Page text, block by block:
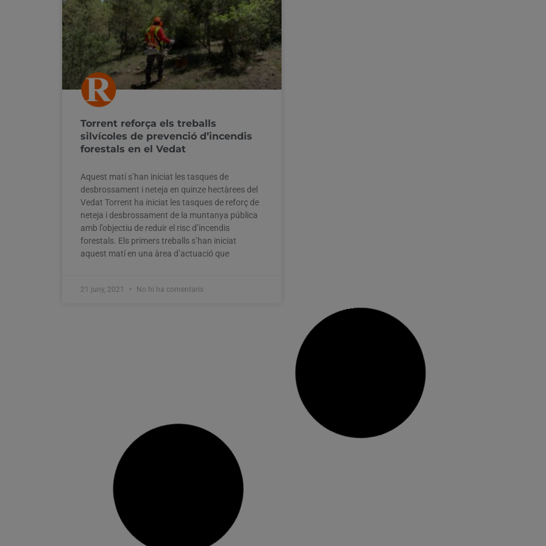
Torrent reforça els treballs
silvícoles de prevenció d’incendis
forestals en el Vedat
Aquest matí s’han iniciat les tasques de
desbrossament i neteja en quinze hectàrees del
Vedat Torrent ha iniciat les tasques de reforç de
neteja i desbrossament de la muntanya pública
amb l’objectiu de reduir el risc d’incendis
forestals. Els primers treballs s’han iniciat
aquest matí en una àrea d’actuació que
21 juny, 2021 No hi ha comentaris
Alfafar llança la seua agenda
cultural per al mes de juliol amb
actes en les seues places i barris
La regidoria de cultura ha desenvolupat un
calendari durant el mes de juliol amb el nom